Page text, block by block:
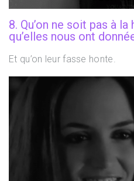
8. Qu’on ne soit pas à
qu’elles nous ont
Et qu’on leur fasse honte.